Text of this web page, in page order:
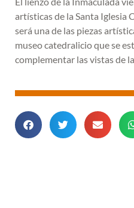
artísticas de la Santa Iglesia
será una de las piezas
museo catedralicio que se
complementar las vistas de